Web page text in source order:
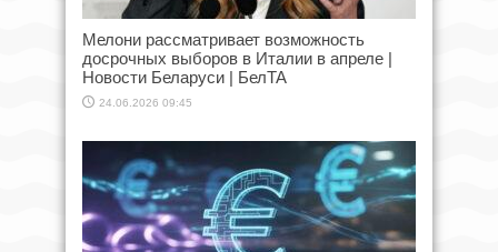
Мелони рассматривает возможность
досрочных выборов в Италии в апреле |
Новости Беларуси | БелТА
24.06.2026 09:45